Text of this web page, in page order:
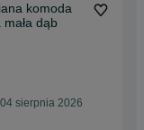
komoda
dąb
sierpnia 2026